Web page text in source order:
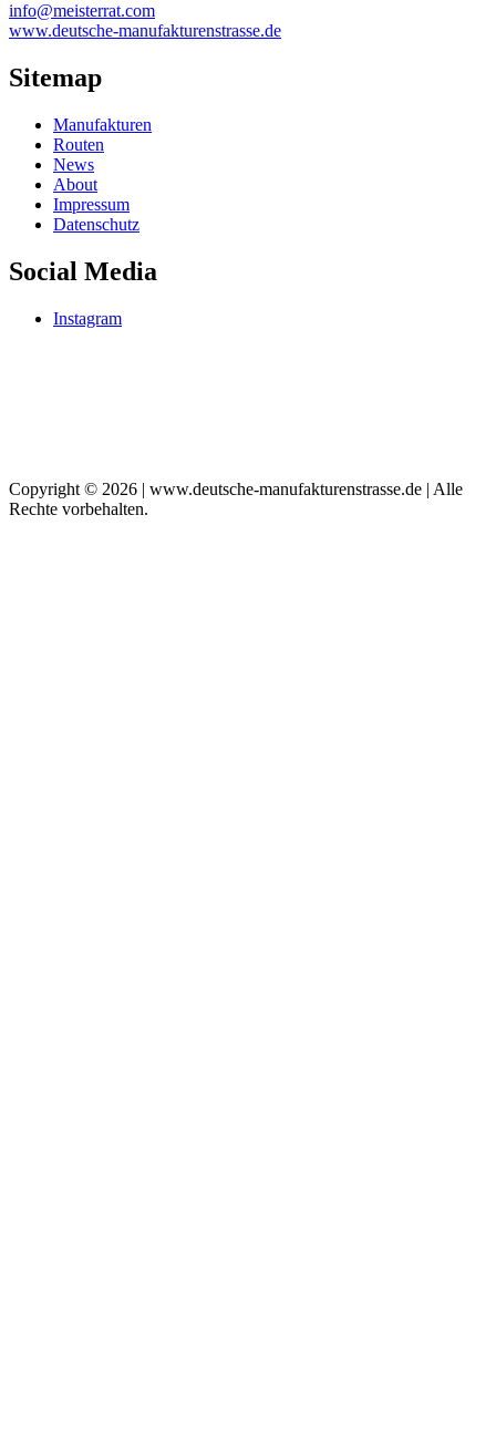
info@meisterrat.com
www.deutsche-manufakturenstrasse.de
Sitemap
Manufakturen
Routen
News
About
Impressum
Datenschutz
Social Media
Instagram
Copyright © 2026 | www.deutsche-manufakturenstrasse.de | Alle
Rechte vorbehalten.